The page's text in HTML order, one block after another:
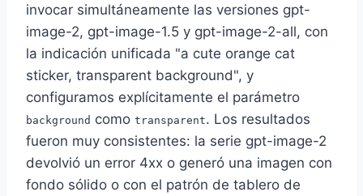
invocar simultáneamente las versiones gpt-
image-2, gpt-image-1.5 y gpt-image-2-all, con
la indicación unificada "a cute orange cat
sticker, transparent background", y
configuramos explícitamente el parámetro
background como transparent. Los resultados
fueron muy consistentes: la serie gpt-image-2
devolvió un error 4xx o generó una imagen con
fondo sólido o con el patrón de tablero de